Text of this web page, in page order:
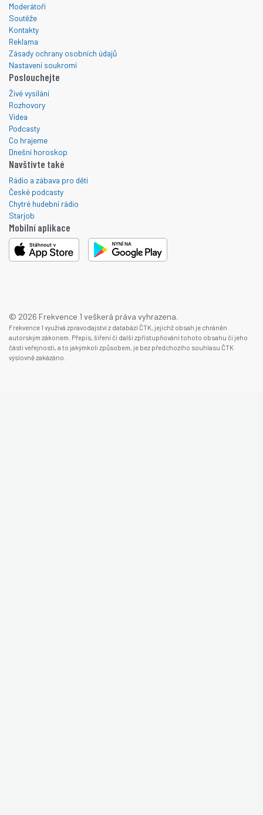
Moderátoři
Soutěže
Kontakty
Reklama
Zásady ochrany osobních údajů
Nastavení soukromí
Poslouchejte
Živé vysílání
Rozhovory
Videa
Podcasty
Co hrajeme
Dnešní horoskop
Navštivte také
Rádio a zábava pro děti
České podcasty
Chytré hudební rádio
Starjob
Mobilní aplikace
© 2026 Frekvence 1 veškerá práva vyhrazena.
Frekvence 1 využívá zpravodajství z databází ČTK, jejichž obsah je chráněn
autorským zákonem. Přepis, šíření či další zpřístupňování tohoto obsahu či jeho
části veřejnosti, a to jakýmkoli způsobem, je bez předchozího souhlasu ČTK
výslovně zakázáno.